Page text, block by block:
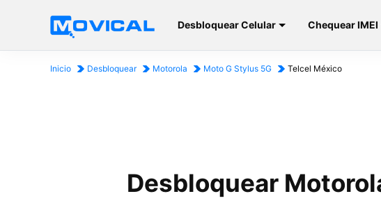
Desbloquear Celular Chequear IMEI
Inicio Desbloquear Motorola Moto G Stylus 5G Telcel México
Desbloquear